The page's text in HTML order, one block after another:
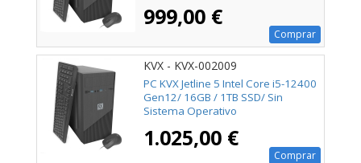
999,00 €
Comprar
KVX - KVX-002009
PC KVX Jetline 5 Intel Core i5-12400
Gen12/ 16GB / 1TB SSD/ Sin
Sistema Operativo
1.025,00 €
Comprar